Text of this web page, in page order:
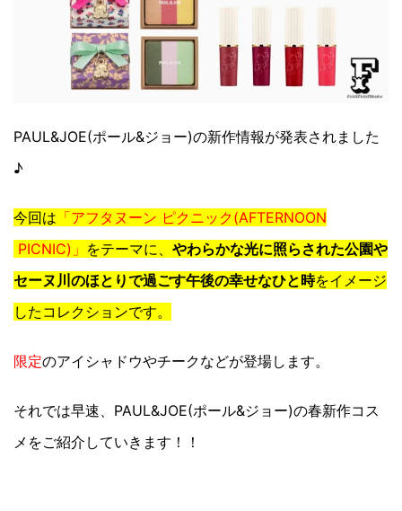
PAUL&JOE(ポール&ジョー)の新作情報が発表されました
♪
今回は 「アフタヌーン ピクニック(AFTERNOON
PICNIC)」 をテーマに、 やわらかな光に照らされた公園や
セーヌ川のほとりで過ごす午後の幸せなひと時をイメージ
したコレクションです。
限定のアイシャドウやチークなどが登場します。
それでは早速、PAUL&JOE(ポール&ジョー)の春新作コス
メをご紹介していきます！！